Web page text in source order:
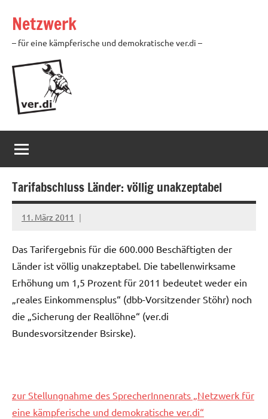
Inhalt
springen
Netzwerk
– für eine kämpferische und demokratische ver.di –
Tarifabschluss Länder: völlig unakzeptabel
11. März 2011
Ilja
Das Tarifergebnis für die 600.000 Beschäftigten der
Länder ist völlig unakzeptabel. Die tabellenwirksame
Erhöhung um 1,5 Prozent für 2011 bedeutet weder ein
„reales Einkommensplus“ (dbb-Vorsitzender Stöhr) noch
die „Sicherung der Reallöhne“ (ver.di
Bundesvorsitzender Bsirske).
zur Stellungnahme des SprecherInnenrats „Netzwerk für
eine kämpferische und demokratische ver.di“